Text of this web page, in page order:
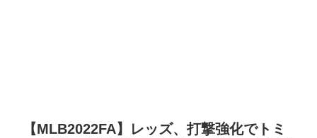
【MLB2022FA】レッズ、打撃強化でトミ